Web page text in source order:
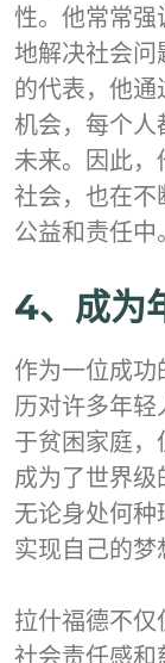
性。他常常
地解决社会
的代表，他
机会，每个
未来。因此
社会，也在
公益和责任中。
4、成为
作为一位成
历对许多年
于贫困家庭
成为了世界级
无论身处何
实现自己的梦
拉什福德不
社会责任感和